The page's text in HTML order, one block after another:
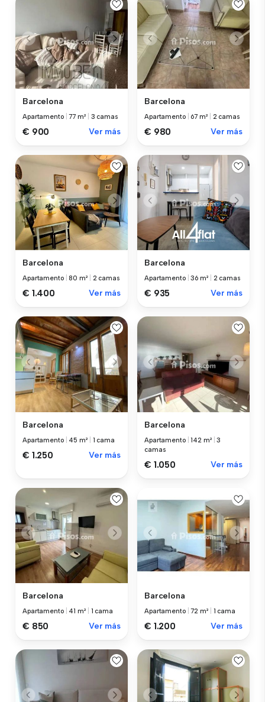
Barcelona
Apartamento |77 m² 3 camas
€ 900 Ver más
Barcelona
Apartamento 67 m² 2 camas
€ 980 Ver más
Barcelona
Apartamento |80 m² 2 camas
€ 1.400 Ver más
Barcelona
Apartamento |36 m² 2 camas
€ 935 Ver más
Barcelona
Apartamento 45 m² 1 cama
€ 1.250 Ver más
Barcelona
Apartamento |142 m² |3
camas
€ 1.050 Ver más
Barcelona
Apartamento 41 m² 1 cama
€ 850 Ver más
Barcelona
Apartamento |72 m² 1 cama
€ 1.200 Ver más